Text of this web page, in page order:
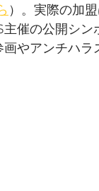
）。実際の加
主催の公開シ
やアンチハ